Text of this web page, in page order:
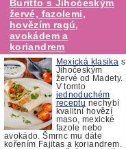
Buritto s Jihočeským
žervé, fazolemi,
hovězím ragú,
avokádem a
koriandrem
Mexická klasika s
Jihočeským
žervé od Madety.
V tomto
jednoduchém
receptu nechybí
kvalitní hovězí
maso, mexické
fazole nebo
avokádo. Šmrnc mu dáte
kořením Fajitas a koriandrem.